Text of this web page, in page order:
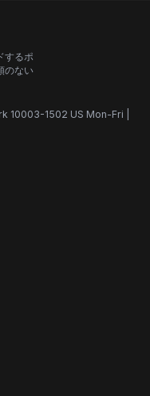
するポ
のない
10003-1502 US Mon-Fri |